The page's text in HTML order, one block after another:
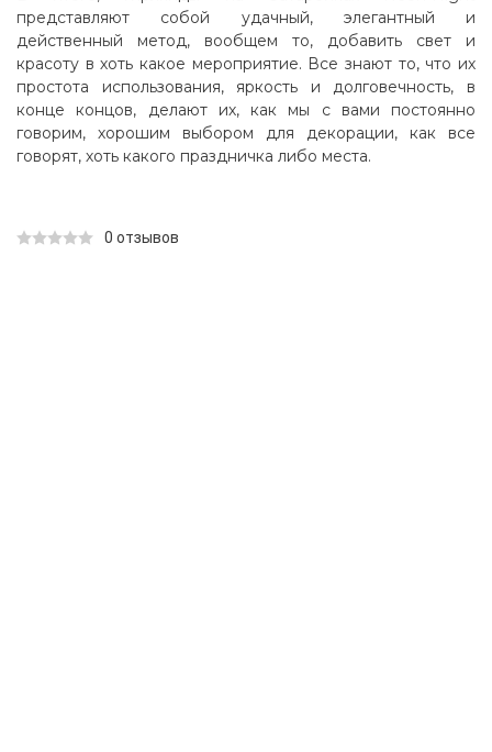
представляют собой удачный, элегантный и
действенный метод, вообщем то, добавить свет и
красоту в хоть какое мероприятие. Все знают то, что их
простота использования, яркость и долговечность, в
конце концов, делают их, как мы с вами постоянно
говорим, хорошим выбором для декорации, как все
говорят, хоть какого праздничка либо места.
0 отзывов